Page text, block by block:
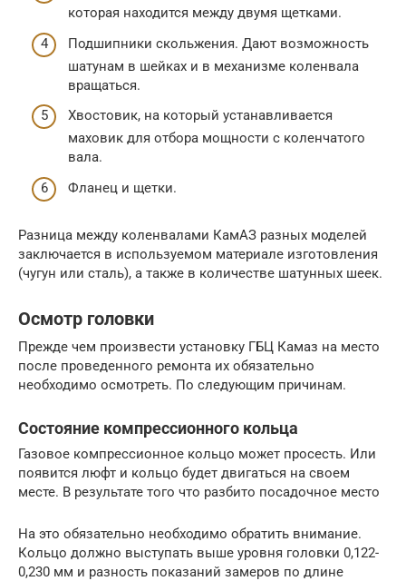
которая находится между двумя щетками.
Подшипники скольжения. Дают возможность
шатунам в шейках и в механизме коленвала
вращаться.
Хвостовик, на который устанавливается
маховик для отбора мощности с коленчатого
вала.
Фланец и щетки.
Разница между коленвалами КамАЗ разных моделей
заключается в используемом материале изготовления
(чугун или сталь), а также в количестве шатунных шеек.
Осмотр головки
Прежде чем произвести установку ГБЦ Камаз на место
после проведенного ремонта их обязательно
необходимо осмотреть. По следующим причинам.
Состояние компрессионного кольца
Газовое компрессионное кольцо может просесть. Или
появится люфт и кольцо будет двигаться на своем
месте. В результате того что разбито посадочное место
На это обязательно необходимо обратить внимание.
Кольцо должно выступать выше уровня головки 0,122-
0,230 мм и разность показаний замеров по длине